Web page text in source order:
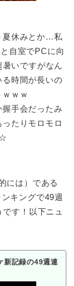
夏休みとか…私
自室でPCに向
いですがなん
時間が長いの
ｗｗ
手会だったみ
たりモロモロ
には）である
キングで49週
す！以下ニュ
新記録の49週連